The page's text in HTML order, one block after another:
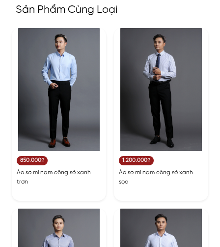
Sản Phẩm Cùng Loại
850.000₫
Áo sơ mi nam công sở xanh
trơn
1.200.000₫
Áo sơ mi nam công sở xanh
sọc